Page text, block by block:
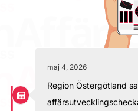
maj 4, 2026
Region Östergötland